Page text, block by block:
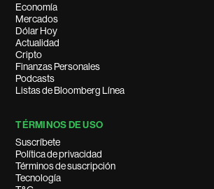
Economía
Mercados
Dólar Hoy
Actualidad
Cripto
Finanzas Personales
Podcasts
Listas de Bloomberg Línea
TÉRMINOS DE USO
Suscríbete
Política de privacidad
Términos de suscripción
Tecnología